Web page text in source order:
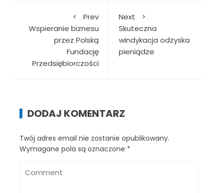
Prev
Wspieranie biznesu
przez Polską
Fundację
Przedsiębiorczości
Next
Skuteczna
windykacja odzyska
pieniądze
DODAJ KOMENTARZ
Twój adres email nie zostanie opublikowany.
Wymagane pola są oznaczone *